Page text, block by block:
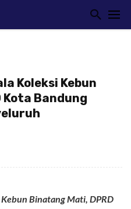
Koleksi Kebun
Kota Bandung
Binatang Mati, DPRD